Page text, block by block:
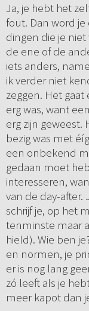
Ja, je hebt het
fout. Dan word
dingen die je
de ene of de
iets anders,
ik verder niet
zeggen. Het
erg was, want
erg zijn geweest.
bezig was met
een onbekend
gedaan moet
interesseren,
van de day-after.
schrijf je, op het
tenminste maar
hield). Wie ben
en normen, je
er is nog lang
zó leeft als je
meer kapot dan